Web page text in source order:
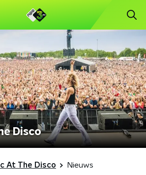
Disco
At The Disco Nieuws